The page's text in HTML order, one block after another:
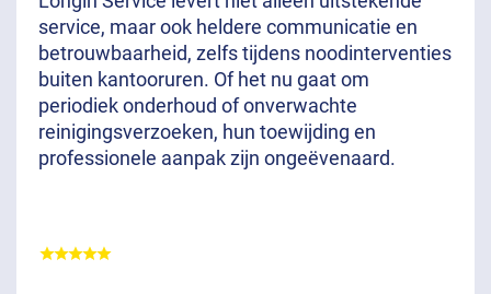
service, maar ook heldere communicatie en
betrouwbaarheid, zelfs tijdens noodinterventies
buiten kantooruren. Of het nu gaat om
periodiek onderhoud of onverwachte
reinigingsverzoeken, hun toewijding en
professionele aanpak zijn ongeëvenaard.